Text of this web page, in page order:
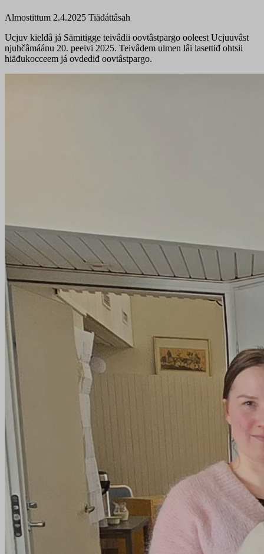
Almostittum 2.4.2025 Tiäđáttâsah
Ucjuv kieldâ já Sämitigge teivâdii oovtâstpargo ooleest Ucjuuvâst
njuhčâmáánu 20. peeivi 2025. Teivâdem ulmen lâi lasettiđ ohtsii
hiäđukocceem já ovdediđ oovtâstpargo.